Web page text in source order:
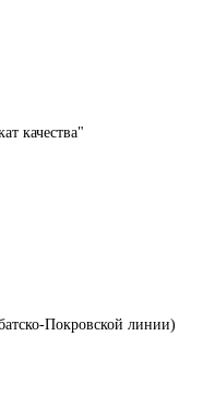
качества"
Покровской линии)